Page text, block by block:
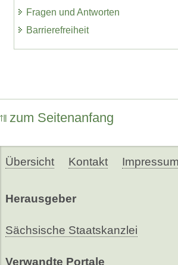
Fragen und Antworten
Barrierefreiheit
zum Seitenanfang
Übersicht Kontakt Impressum
Herausgeber
Sächsische Staatskanzlei
Verwandte Portale